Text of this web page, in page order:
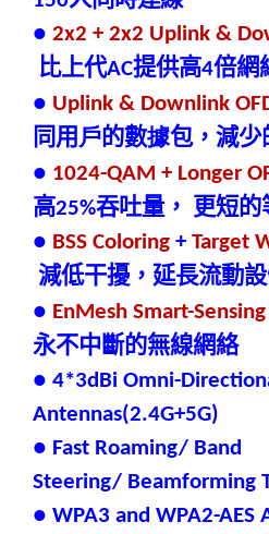
● 2x2 + 2x2 Uplink &
比上代AC提供高4倍網
● Uplink & Downlink
同用 戶的數據包，減少
● 1024-QAM + Longer
高25%吞吐量， 更短的
● BSS Coloring + Target
減低干擾，延長流動
● EnMesh Smart-
永不中斷的無線網絡
● 4*3dBi Omni-
Antennas(2.4G+5G)
● Fast Roaming/ Band
Steering/ Beamforming
● WPA3 and WPA2-